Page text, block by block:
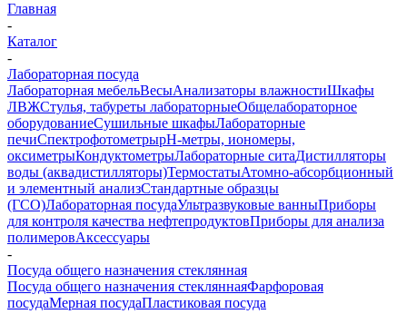
Главная
-
Каталог
-
Лабораторная посуда
Лабораторная мебельВесыАнализаторы влажностиШкафы
ЛВЖСтулья, табуреты лабораторныеОбщелабораторное
оборудованиеСушильные шкафыЛабораторные
печиСпектрофотометрыpH-метры, иономеры,
оксиметрыКондуктометрыЛабораторные ситаДистилляторы
воды (аквадистилляторы)ТермостатыАтомно-абсорбционный
и элементный анализСтандартные образцы
(ГСО)Лабораторная посудаУльтразвуковые ванныПриборы
для контроля качества нефтепродуктовПриборы для анализа
полимеровАксессуары
-
Посуда общего назначения стеклянная
Посуда общего назначения стекляннаяФарфоровая
посудаМерная посудаПластиковая посуда